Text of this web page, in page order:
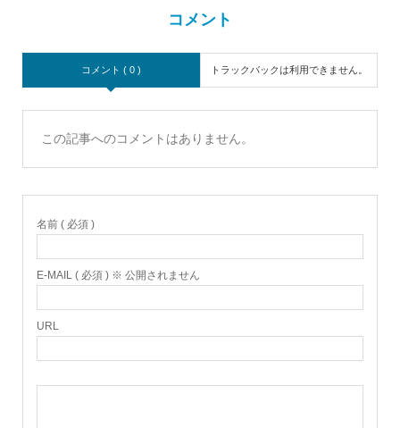
コメント
コメント ( 0 ) トラックバックは利用できません。
この記事へのコメントはありません。
名前 ( 必須 )
E-MAIL ( 必須 ) ※ 公開されません
URL